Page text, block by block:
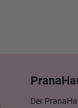
Der